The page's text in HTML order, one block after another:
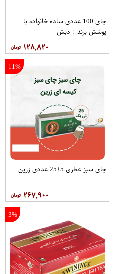
چای 100 عددی ساده خانواده با
پوشش برند : دبش
۱۲۸,۸۲۰
11%
چای سبز عطری 5+25 عددی زرین
۲۶۷,۹۰۰
3%